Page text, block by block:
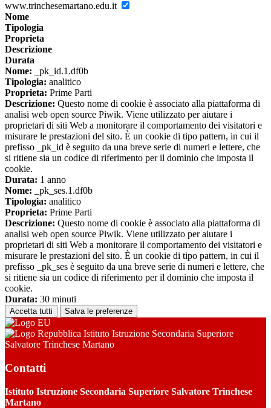
www.trinchesemartano.edu.it
Nome
Tipologia
Proprieta
Descrizione
Durata
Nome: _pk_id.1.df0b
Tipologia: analitico
Proprieta: Prime Parti
Descrizione: Questo nome di cookie è associato alla piattaforma di
analisi web open source Piwik. Viene utilizzato per aiutare i
proprietari di siti Web a monitorare il comportamento dei visitatori e
misurare le prestazioni del sito. È un cookie di tipo pattern, in cui il
prefisso _pk_id è seguito da una breve serie di numeri e lettere, che
si ritiene sia un codice di riferimento per il dominio che imposta il
cookie.
Durata: 1 anno
Nome: _pk_ses.1.df0b
Tipologia: analitico
Proprieta: Prime Parti
Descrizione: Questo nome di cookie è associato alla piattaforma di
analisi web open source Piwik. Viene utilizzato per aiutare i
proprietari di siti Web a monitorare il comportamento dei visitatori e
misurare le prestazioni del sito. È un cookie di tipo pattern, in cui il
prefisso _pk_ses è seguito da una breve serie di numeri e lettere, che
si ritiene sia un codice di riferimento per il dominio che imposta il
cookie.
Durata: 30 minuti
Accetta tutti Salva le preferenze
Istituto Istruzione Secondaria Superiore
Salvatore Trinchese Martano
Contatti
Istituto Istruzione Secondaria Superiore Salvatore Trinchese
Martano